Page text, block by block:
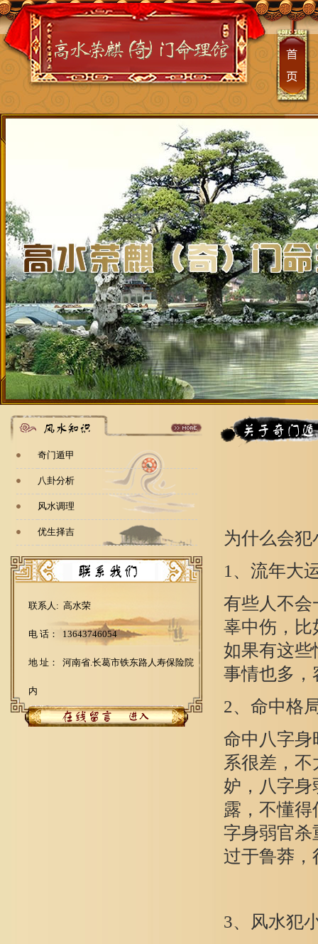
奇门遁甲
八卦分析
风水调理
优生择吉
联系人: 高水荣
电 话： 13643746054
地 址： 河南省.长葛市铁东路人寿保险院
内
为什么会
1、流年大
有些人不会
辜中伤，比
如果有这些
事情也多，
2、命中格
命中八字身
系很差，
妒，八字
露，不懂
字身弱官杀
过于鲁莽，
3、风水犯